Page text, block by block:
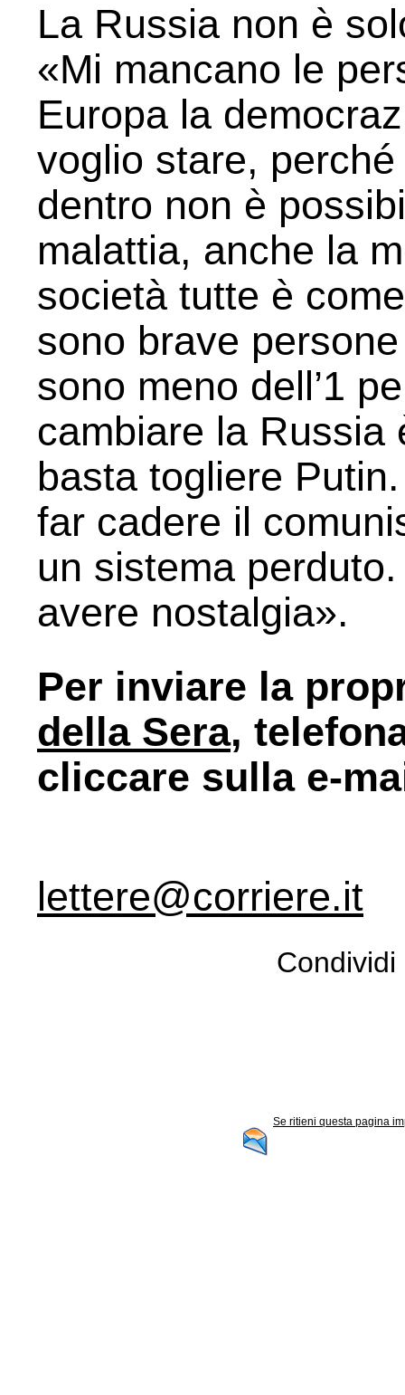
La Russia non è
«Mi mancano le
Europa la
voglio stare,
dentro non è
malattia, anche la
società tutte è
sono brave
sono meno dell’1
cambiare la Russia
basta togliere
far cadere il
un sistema
avere nostalgia».
Per inviare la
della Sera,
cliccare sulla e-
lettere@corriere.it
Se ritieni questa pagina